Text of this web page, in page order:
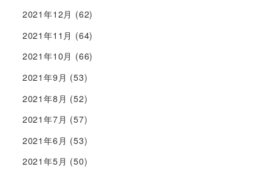
2021年12月 (62)
2021年11月 (64)
2021年10月 (66)
2021年9月 (53)
2021年8月 (52)
2021年7月 (57)
2021年6月 (53)
2021年5月 (50)